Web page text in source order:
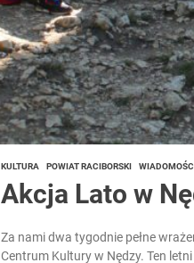
KULTURA POWIAT RACIBORSKI
Akcja Lato w
Za nami dwa tygodnie pełne
Centrum Kultury w Nędzy. Ten